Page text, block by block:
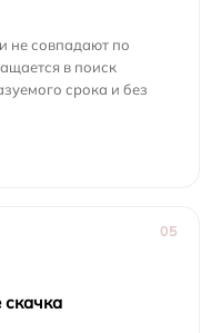
не совпадают по
в поиск
срока и без
05
скачка